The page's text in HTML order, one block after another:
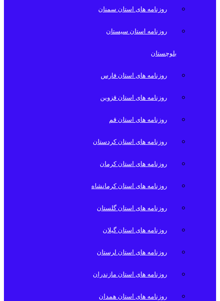
روزنامه های استان سمنان
روزنامه استان سیستان
بلوچستان
روزنامه های استان فارس
روزنامه های استان قزوین
روزنامه های استان قم
روزنامه های استان کردستان
روزنامه های استان کرمان
روزنامه های استان کرمانشاه
روزنامه های استان گلستان
روزنامه های استان گیلان
روزنامه های استان لرستان
روزنامه های استان مازندران
روزنامه های استان همدان